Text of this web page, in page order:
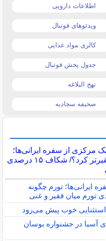
اطلاعات دارویی
ویدئوهای فوتبال
کالری مواد غذایی
جدول پخش فوتبال
نهج البلاغه
صحیفه سجادیه
مرکزی از سفره ایرانی‌ها؛
تورم چگونه فقرا را فقیرتر کرد؟/ شکاف ۱۵ درصدی
ایرانی‌ها؛ تورم چگونه
استثنایی خوب پیش می‌رود
آسیا در جشنواره بوسان